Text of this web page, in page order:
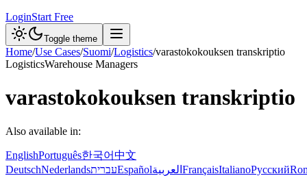
LoginStart Free
Toggle theme
Home/Use Cases/Suomi/Logistics/varastokokouksen transkriptio
LogisticsWarehouse Managers
varastokokouksen transkriptio
Also available in:
EnglishPortuguês한국어中文
DeutschNederlandsעבריתEspañolالعربية FrançaisItalianoРусский